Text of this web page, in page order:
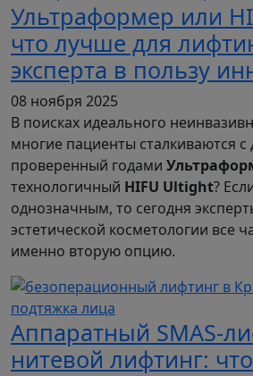
Ультраформер или
что лучше для
эксперта в пользу
08 ноября 2025
В поисках идеального
многие пациенты сталкиваются
проверенный годами
технологичный HIFU Ultight?
однозначным, то сегодня
эстетической косметологии все
именно вторую опцию.
Аппаратный SMAS-
нитевой лифтинг: